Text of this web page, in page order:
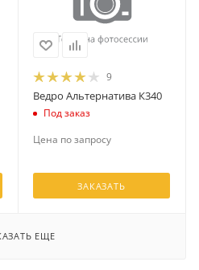
9
Ведро Альтернатива К340
Под заказ
Цена по запросу
ЗАКАЗАТЬ
ЕЩЕ